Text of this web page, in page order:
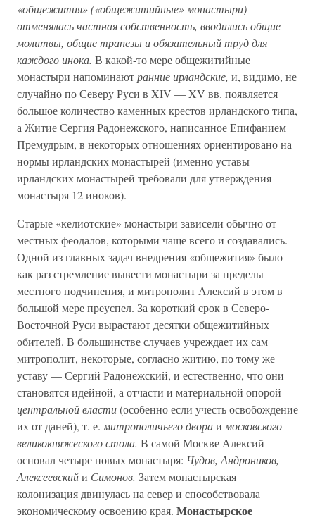
«общежития» («общежитийные» монастыри)
отменялась частная собственность, вводились общие
молитвы, общие трапезы и обязательный труд для
каждого инока. В какой-то мере общежитийные
монастыри напоминаютранние ирландские, и, видимо, не
случайно по Северу Руси в XIV — XV вв. появляется
большое количество каменных крестов ирландского типа,
а Житие Сергия Радонежского, написанное Епифанием
Премудрым, в некоторых отношениях ориентировано на
нормы ирландских монастырей (именно уставы
ирландских монастырей требовали для утверждения
монастыря 12 иноков).
Старые «келиотские» монастыри зависели обычно от
местных феодалов, которыми чаще всего и создавались.
Одной из главных задач внедрения «общежития» было
как раз стремление вывести монастыри за пределы
местного подчинения, и митрополит Алексий в этом в
большой мере преуспел. За короткий срок в Северо-
Восточной Руси вырастают десятки общежитийных
обителей. В большинстве случаев учреждает их сам
митрополит, некоторые, согласно житию, по тому же
уставу — Сергий Радонежский, и естественно, что они
становятся идейной, а отчасти и материальной опорой
центральной власти(особенно если учесть освобождение
их от даней), т. е. митрополичьего двораи московского
великокняжеского стола. В самой Москве Алексий
основал четыре новых монастыря: Чудов, Андроников,
Алексеевскийи Симонов. Затем монастырская
колонизация двинулась на север и способствовала
экономическому освоению края. Монастырское